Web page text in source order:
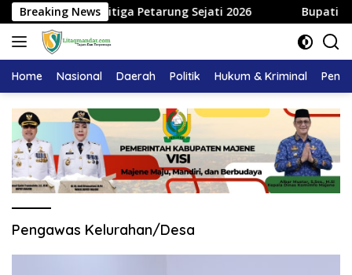
Langsung
ke
konten
Breaking News
Segitiga Petarung Sejati 2026 Bupati Majene
Home Nasional Daerah Politik Hukum & Kriminal
Pengawas Kelurahan/Desa